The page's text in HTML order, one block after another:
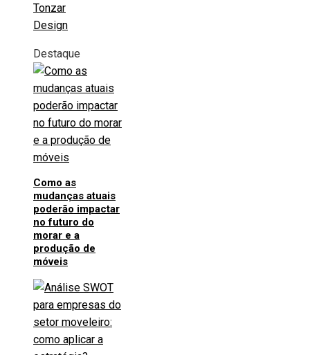
Tonzar
Design
Destaque
Como as
mudanças atuais
poderão impactar
no futuro do
morar e a
produção de
móveis